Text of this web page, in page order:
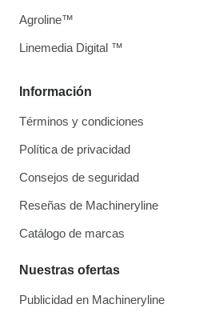
Información
Términos y condiciones
Política de privacidad
Consejos de seguridad
Reseñas de Machineryline
Catálogo de marcas
Nuestras ofertas
Publicidad en Machineryline
Agroline™
Linemedia Digital ™